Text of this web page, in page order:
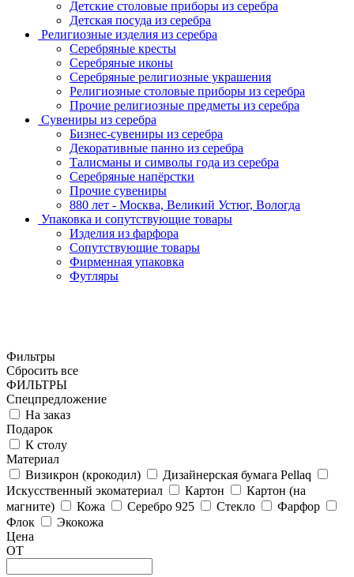
Детские столовые приборы из серебра
Детская посуда из серебра
Религиозные изделия из серебра
Серебряные кресты
Серебряные иконы
Серебряные религиозные украшения
Религиозные столовые приборы из серебра
Прочие религиозные предметы из серебра
Сувениры из серебра
Бизнес-сувениры из серебра
Декоративные панно из серебра
Талисманы и символы года из серебра
Серебряные напёрстки
Прочие сувениры
880 лет - Москва, Великий Устюг, Вологда
Упаковка и сопутствующие товары
Изделия из фарфора
Сопутствующие товары
Фирменная упаковка
Футляры
Фильтры
Сбросить все
ФИЛЬТРЫ
Спецпредложение
На заказ
Подарок
К столу
Материал
Визикрон (крокодил)
Дизайнерская бумага Pellaq
Искусственный экоматериал
Картон
Картон (на
магните)
Кожа Серебро 925 Стекло
Фарфор
Флок
Экокожа
Цена
ОТ